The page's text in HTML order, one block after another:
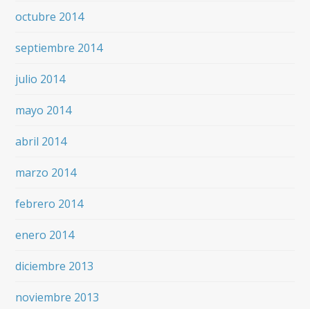
octubre 2014
septiembre 2014
julio 2014
mayo 2014
abril 2014
marzo 2014
febrero 2014
enero 2014
diciembre 2013
noviembre 2013